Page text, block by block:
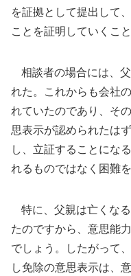
を証拠として提出して
ことを証明していくこ
相談者の場合には、
れた。これからも会社
れていたのであり、そ
思表示が認められたは
し、立証することにな
れるものではなく困難
特に、父親は亡くな
たのですから、意思能
でしょう。したがって
し免除の意思表示は、